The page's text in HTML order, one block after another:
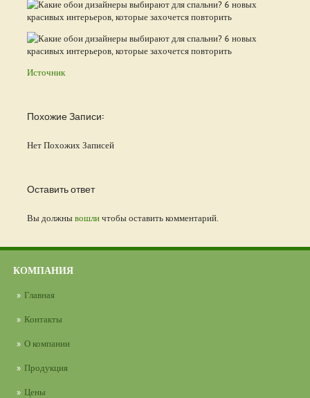
Источник
Похожие Записи:
Нет Похожих Записей
Оставить ответ
Вы должнывошличтобы оставить комментарий.
КОМПАНИЯ
Главная
Контакты
О компании
Продукция
Цены